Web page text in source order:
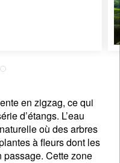
en zigzag, ce qui
d’étangs. L’eau
où des arbres
à fleurs dont les
passage. Cette zone